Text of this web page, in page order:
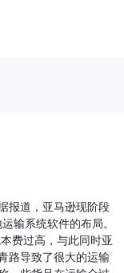
报道，亚马逊现阶段
输系统软件的布局。
费过高，与此同时亚
路导致了很大的运输